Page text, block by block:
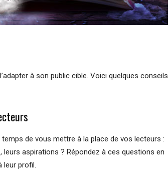
à son public cible. Voici quelques conseils
de vous mettre à la place de vos lecteurs :
aspirations ? Répondez à ces questions en
leur profil.